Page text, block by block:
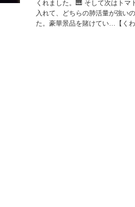
くれました。🎹 そして次はトマ
入れて、どちらの肺活量が強い
た。豪華景品を賭けてい…【くわ